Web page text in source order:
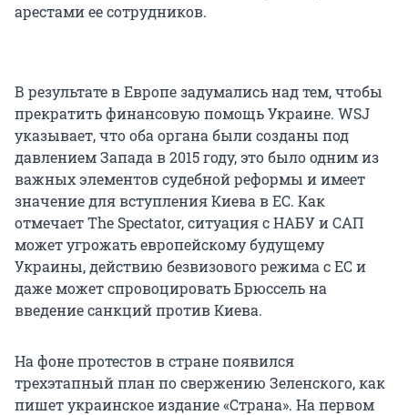
арестами ее сотрудников.
В результате в Европе задумались над тем, чтобы
прекратить финансовую помощь Украине. WSJ
указывает, что оба органа были созданы под
давлением Запада в 2015 году, это было одним из
важных элементов судебной реформы и имеет
значение для вступления Киева в ЕС. Как
отмечает The Spectator, ситуация с НАБУ и САП
может угрожать европейскому будущему
Украины, действию безвизового режима с ЕС и
даже может спровоцировать Брюссель на
введение санкций против Киева.
На фоне протестов в стране появился
трехэтапный план по свержению Зеленского, как
пишет украинское издание «Страна». На первом